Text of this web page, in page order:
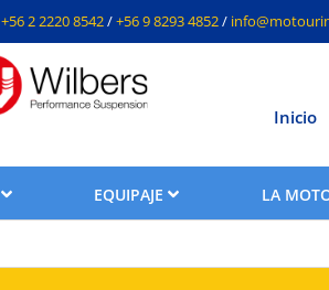
+56 2 2220 8542/+56 9 8293 4852/
Inicio
EQUIPAJE LA